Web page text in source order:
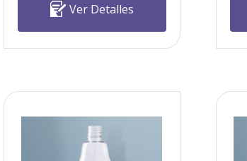
Ver Detalles